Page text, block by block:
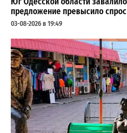
предложение превысило спрос
03-08-2026 в 19:49